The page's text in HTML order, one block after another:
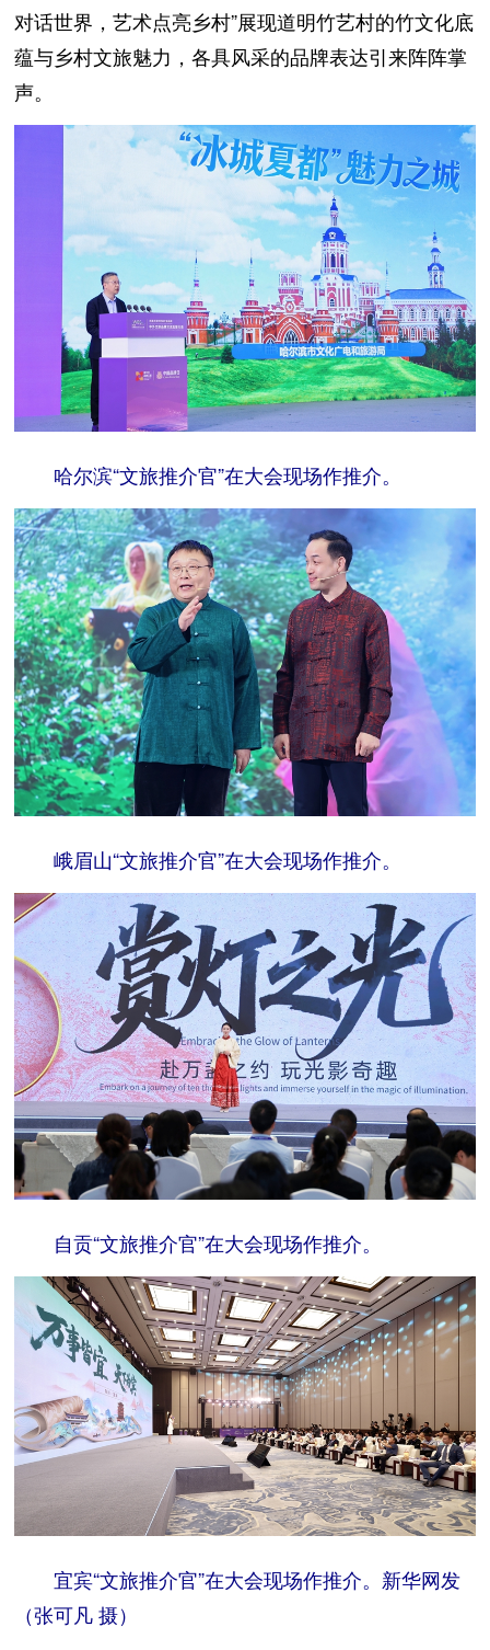
对话世界，艺术点亮乡村”展现道明竹艺村的竹文化底
蕴与乡村文旅魅力，各具风采的品牌表达引来阵阵掌
声。
哈尔滨“文旅推介官”在大会现场作推介。
峨眉山“文旅推介官”在大会现场作推介。
自贡“文旅推介官”在大会现场作推介。
宜宾“文旅推介官”在大会现场作推介。新华网发
（张可凡 摄）